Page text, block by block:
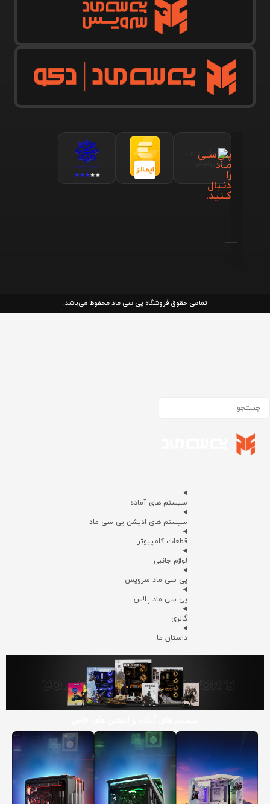
پـی‌سـی
مـاد
را
دنـبال
کـنید.
تمامی حقوق فروشگاه پی سی ماد محفوظ می‌باشد.
سیستم های آماده
سیستم های ادیشن پی سی ماد
قطعات کامپیوتر
لوازم جانبی
پی سی ماد سرویس
پی سی ماد پلاس
گالری
داستان ما